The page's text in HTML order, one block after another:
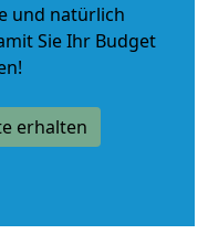
und natürlich
Sie Ihr Budget
erhalten